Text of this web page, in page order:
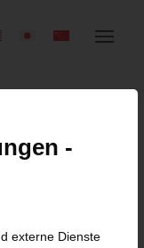
bio yet.
-
externe Dienste